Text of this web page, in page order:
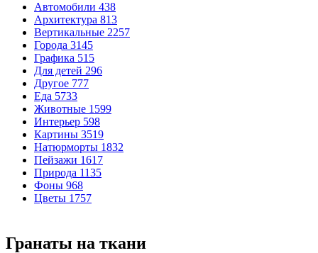
Автомобили 438
Архитектура 813
Вертикальные 2257
Города 3145
Графика 515
Для детей 296
Другое 777
Еда 5733
Животные 1599
Интерьер 598
Картины 3519
Натюрморты 1832
Пейзажи 1617
Природа 1135
Фоны 968
Цветы 1757
Гранаты на ткани